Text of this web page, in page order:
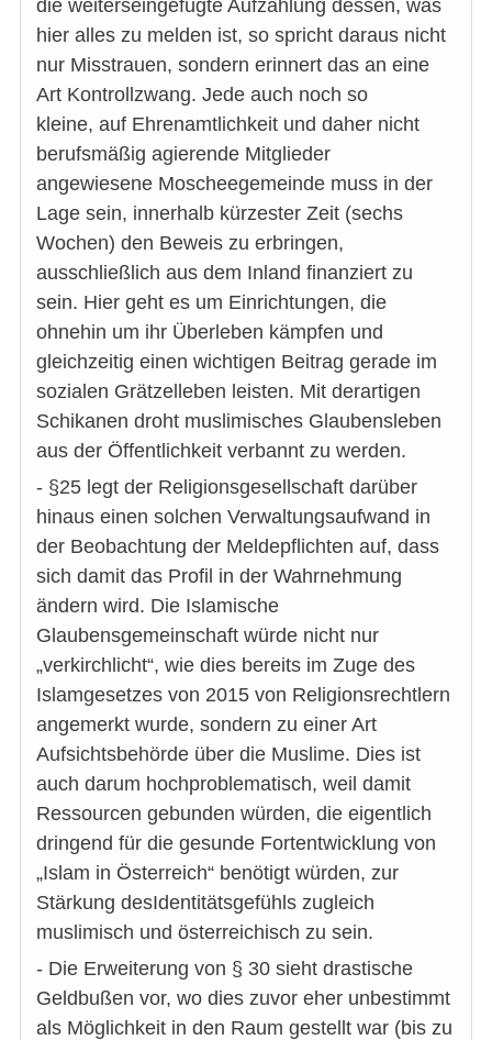
die weiterseingefügte Aufzählung dessen, was
hier alles zu melden ist, so spricht daraus nicht
nur Misstrauen, sondern erinnert das an eine
Art Kontrollzwang. Jede auch noch so
kleine, auf Ehrenamtlichkeit und daher nicht
berufsmäßig agierende Mitglieder
angewiesene Moscheegemeinde muss in der
Lage sein, innerhalb kürzester Zeit (sechs
Wochen) den Beweis zu erbringen,
ausschließlich aus dem Inland finanziert zu
sein. Hier geht es um Einrichtungen, die
ohnehin um ihr Überleben kämpfen und
gleichzeitig einen wichtigen Beitrag gerade im
sozialen Grätzelleben leisten. Mit derartigen
Schikanen droht muslimisches Glaubensleben
aus der Öffentlichkeit verbannt zu werden.
- §25 legt der Religionsgesellschaft darüber
hinaus einen solchen Verwaltungsaufwand in
der Beobachtung der Meldepflichten auf, dass
sich damit das Profil in der Wahrnehmung
ändern wird. Die Islamische
Glaubensgemeinschaft würde nicht nur
„verkirchlicht“, wie dies bereits im Zuge des
Islamgesetzes von 2015 von Religionsrechtlern
angemerkt wurde, sondern zu einer Art
Aufsichtsbehörde über die Muslime. Dies ist
auch darum hochproblematisch, weil damit
Ressourcen gebunden würden, die eigentlich
dringend für die gesunde Fortentwicklung von
„Islam in Österreich“ benötigt würden, zur
Stärkung desIdentitätsgefühls zugleich
muslimisch und österreichisch zu sein.
- Die Erweiterung von § 30 sieht drastische
Geldbußen vor, wo dies zuvor eher unbestimmt
als Möglichkeit in den Raum gestellt war (bis zu